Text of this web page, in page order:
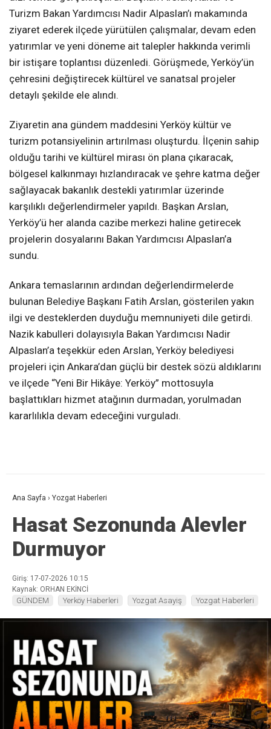
Turizm Bakan Yardımcısı Nadir Alpaslan’ı makamında
ziyaret ederek ilçede yürütülen çalışmalar, devam eden
yatırımlar ve yeni döneme ait talepler hakkında verimli
bir istişare toplantısı düzenledi. Görüşmede, Yerköy’ün
çehresini değiştirecek kültürel ve sanatsal projeler
detaylı şekilde ele alındı.
Ziyaretin ana gündem maddesini Yerköy kültür ve
turizm potansiyelinin artırılması oluşturdu. İlçenin sahip
olduğu tarihi ve kültürel mirası ön plana çıkaracak,
bölgesel kalkınmayı hızlandıracak ve şehre katma değer
sağlayacak bakanlık destekli yatırımlar üzerinde
karşılıklı değerlendirmeler yapıldı. Başkan Arslan,
Yerköy’ü her alanda cazibe merkezi haline getirecek
projelerin dosyalarını Bakan Yardımcısı Alpaslan’a
sundu.
Ankara temaslarının ardından değerlendirmelerde
bulunan Belediye Başkanı Fatih Arslan, gösterilen yakın
ilgi ve desteklerden duyduğu memnuniyeti dile getirdi.
Nazik kabulleri dolayısıyla Bakan Yardımcısı Nadir
Alpaslan’a teşekkür eden Arslan, Yerköy belediyesi
projeleri için Ankara’dan güçlü bir destek sözü aldıklarını
ve ilçede “Yeni Bir Hikâye: Yerköy” mottosuyla
başlattıkları hizmet atağının durmadan, yorulmadan
kararlılıkla devam edeceğini vurguladı.
Ana Sayfa › Yozgat Haberleri
Hasat Sezonunda Alevler
Durmuyor
Giriş: 17-07-2026 10:15
Kaynak: ORHAN EKİNCİ
GÜNDEM Yerköy Haberleri Yozgat Asayiş Yozgat Haberleri